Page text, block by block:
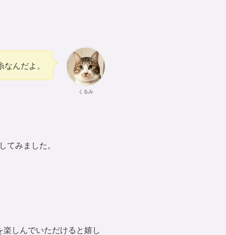
くるみ
んだよ。
みました。
しんでいただけると嬉し